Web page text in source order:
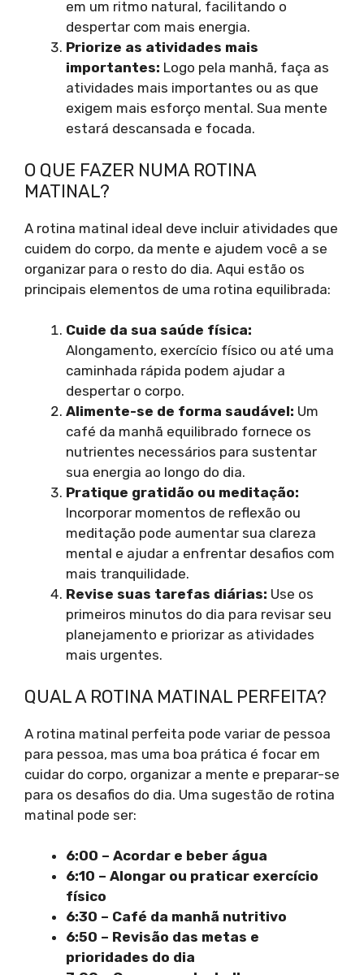
em um ritmo natural, facilitando o
despertar com mais energia.
Priorize as atividades mais
importantes: Logo pela manhã, faça as
atividades mais importantes ou as que
exigem mais esforço mental. Sua mente
estará descansada e focada.
O QUE FAZER NUMA ROTINA
MATINAL?
A rotina matinal ideal deve incluir atividades que
cuidem do corpo, da mente e ajudem você a se
organizar para o resto do dia. Aqui estão os
principais elementos de uma rotina equilibrada:
Cuide da sua saúde física:
Alongamento, exercício físico ou até uma
caminhada rápida podem ajudar a
despertar o corpo.
Alimente-se de forma saudável: Um
café da manhã equilibrado fornece os
nutrientes necessários para sustentar
sua energia ao longo do dia.
Pratique gratidão ou meditação:
Incorporar momentos de reflexão ou
meditação pode aumentar sua clareza
mental e ajudar a enfrentar desafios com
mais tranquilidade.
Revise suas tarefas diárias: Use os
primeiros minutos do dia para revisar seu
planejamento e priorizar as atividades
mais urgentes.
QUAL A ROTINA MATINAL PERFEITA?
A rotina matinal perfeita pode variar de pessoa
para pessoa, mas uma boa prática é focar em
cuidar do corpo, organizar a mente e preparar-se
para os desafios do dia. Uma sugestão de rotina
matinal pode ser:
6:00 – Acordar e beber água
6:10 – Alongar ou praticar exercício
físico
6:30 – Café da manhã nutritivo
6:50 – Revisão das metas e
prioridades do dia